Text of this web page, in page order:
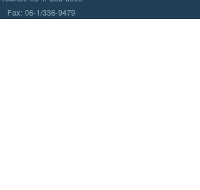
Fax: 06-1/336-9479